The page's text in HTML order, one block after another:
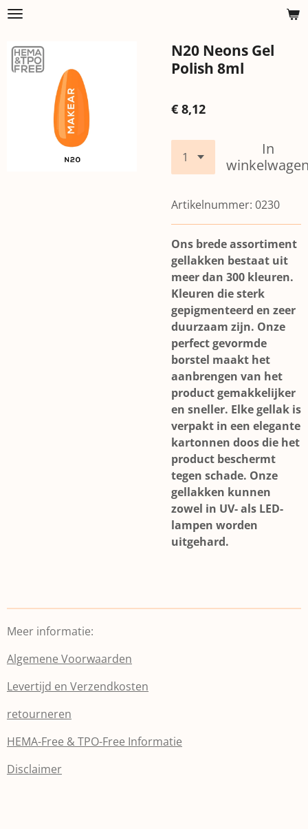
Ga
naar
de
hoofdinhoud
N20 Neons Gel
Polish 8ml
€ 8,12
In
Artikelnummer: 0230
Ons brede assortiment
gellakken bestaat uit
meer dan 300 kleuren.
Kleuren die sterk
gepigmenteerd en zeer
duurzaam zijn. Onze
perfect gevormde
borstel maakt het
aanbrengen van het
product gemakkelijker
en sneller. Elke gellak is
verpakt in een elegante
kartonnen doos die het
product beschermt
tegen schade. Onze
gellakken kunnen
zowel in UV- als LED-
lampen worden
uitgehard.
Meer informatie:
Algemene Voorwaarden
Levertijd en Verzendkosten
retourneren
HEMA-Free & TPO-Free Informatie
Disclaimer